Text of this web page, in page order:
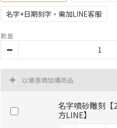
名字+日期刻字，需加LINE客服
數量
以優惠價加購商品
名字噴砂雕刻【
方LINE】